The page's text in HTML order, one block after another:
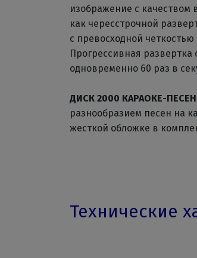
изображение с качеством
как чересстрочной
с превосходной
Прогрессивная
одновременно 60 раз в
ДИСК 2000 КАРАОКЕ-
разнообразием песен на
жесткой обложке в
Технические